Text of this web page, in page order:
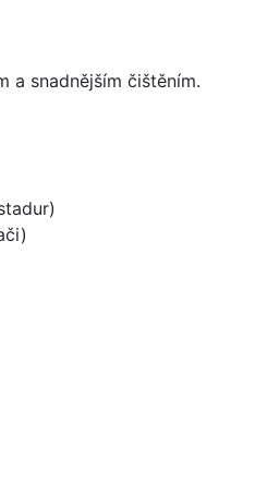
a snadnějším čištěním.